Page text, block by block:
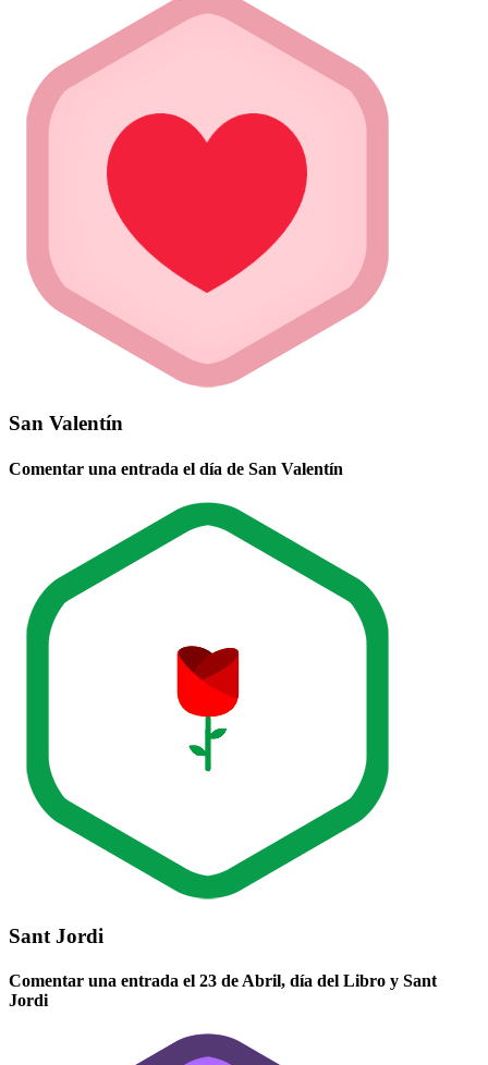
San Valentín
Comentar una entrada el día de San Valentín
Sant Jordi
Comentar una entrada el 23 de Abril, día del Libro y Sant
Jordi